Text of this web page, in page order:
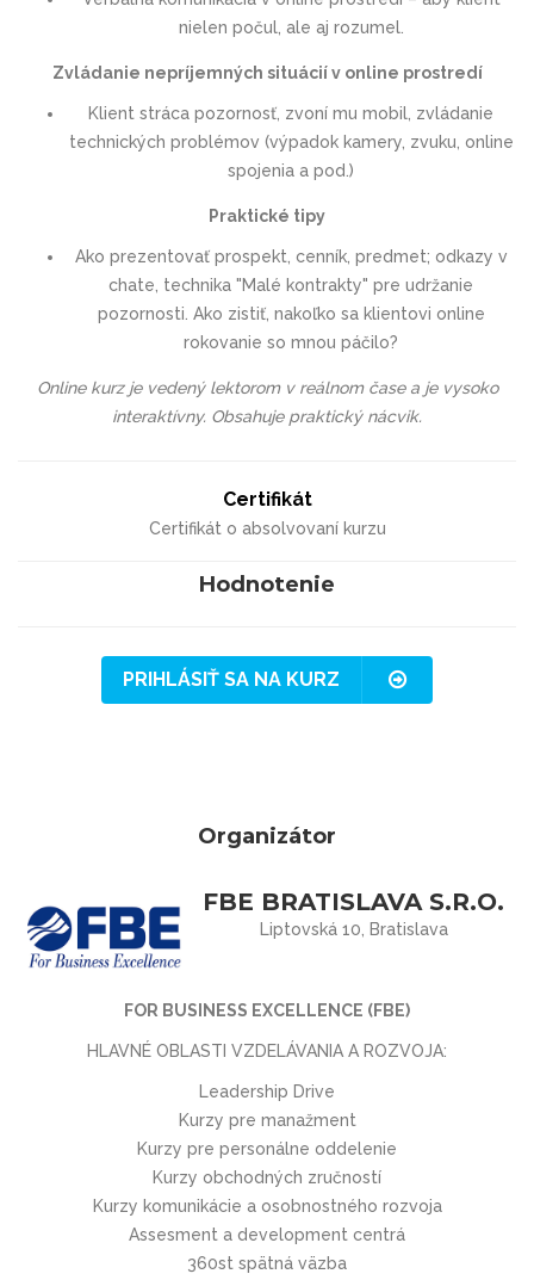
nielen počul, ale aj rozumel.
Zvládanie nepríjemných situácií v online prostredí
Klient stráca pozornosť, zvoní mu mobil, zvládanie
technických problémov (výpadok kamery, zvuku, online
spojenia a pod.)
Praktické tipy
Ako prezentovať prospekt, cenník, predmet; odkazy v
chate, technika "Malé kontrakty" pre udržanie
pozornosti. Ako zistiť, nakoľko sa klientovi online
rokovanie so mnou páčilo?
Online kurz je vedený lektorom v reálnom čase a je vysoko
interaktívny. Obsahuje praktický nácvik.
Certifikát
Certifikát o absolvovaní kurzu
Hodnotenie
PRIHLÁSIŤ SA NA KURZ
Organizátor
FBE BRATISLAVA S.R.O.
Liptovská 10, Bratislava
FOR BUSINESS EXCELLENCE (FBE)
HLAVNÉ OBLASTI VZDELÁVANIA A ROZVOJA:
Leadership Drive
Kurzy pre manažment
Kurzy pre personálne oddelenie
Kurzy obchodných zručností
Kurzy komunikácie a osobnostného rozvoja
Assesment a development centrá
360st spätná väzba